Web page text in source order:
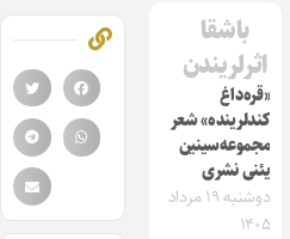
باشقا
اثرلریندن
«قره‌داغ
کندلرینده» شعر
مجموعه‌سینین
یئنی نشری
دوشنبه ۱۹ مرداد
۱۴۰۵